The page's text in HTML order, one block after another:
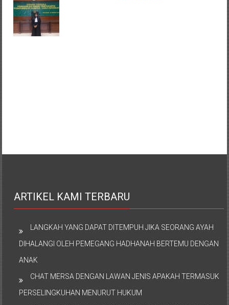
ARTIKEL KAMI TERBARU
LANGKAH YANG DAPAT DITEMPUH JIKA SEORANG AYAH
DIHALANGI OLEH PEMEGANG HADHANAH BERTEMU DENGAN
ANAK
CHAT MERSA DENGAN LAWAN JENIS APAKAH TERMASUK
PERSELINGKUHAN MENURUT HUKUM